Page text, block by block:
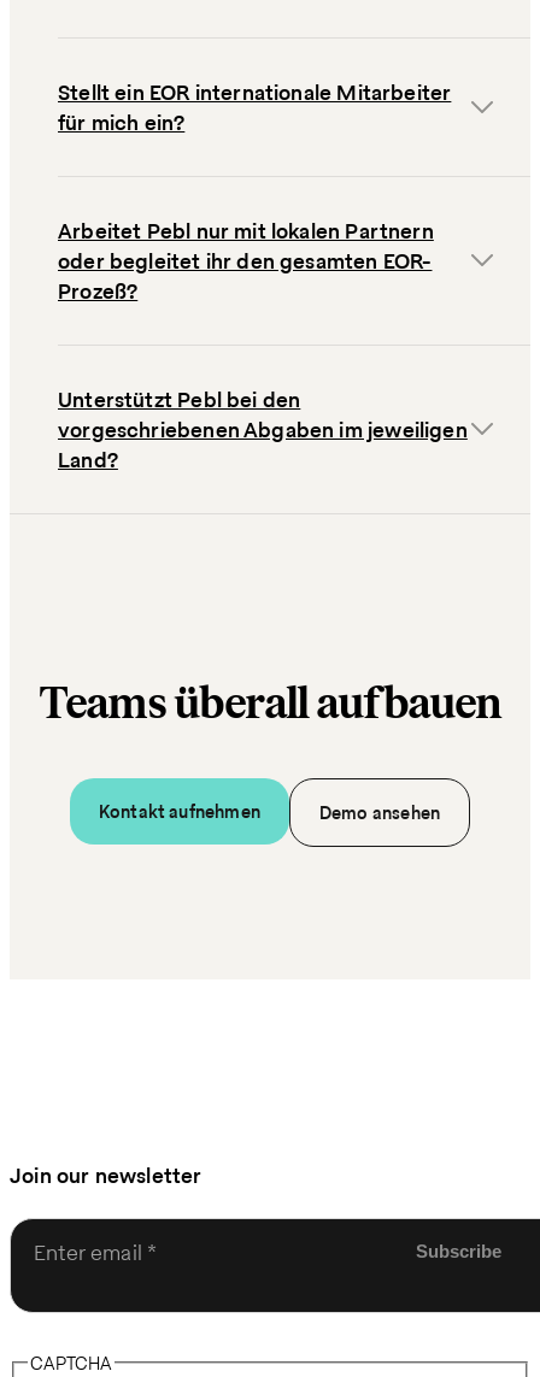
Stellt ein EOR internationale Mitarbeiter
für mich ein?
Arbeitet Pebl nur mit lokalen Partnern
oder begleitet ihr den gesamten EOR-
Prozess?
Unterstützt Pebl bei den
vorgeschriebenen Abgaben im jeweiligen
Land?
Teams überall aufbauen
Kontakt aufnehmen Demo ansehen
Join our newsletter
Enter email
CAPTCHA